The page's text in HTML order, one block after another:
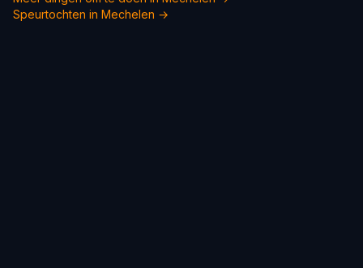
Speurtochten in Mechelen →